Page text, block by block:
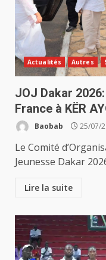
Actualités Autres
JOJ Dakar
France à KËR
Baobab 25/07/
Le Comité
Jeunesse Dakar
Lire la suite